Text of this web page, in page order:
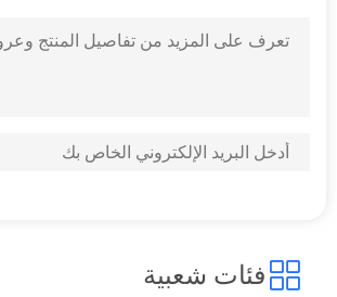
فئات شعبية